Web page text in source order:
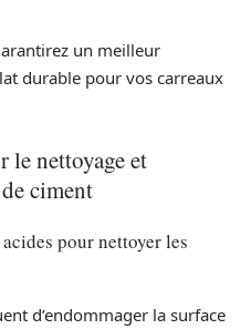
un meilleur
durable pour vos carreaux
le nettoyage et
ciment
pour nettoyer les
d’endommager la surface